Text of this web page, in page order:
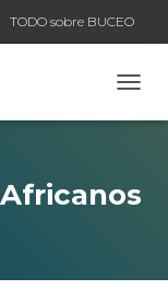
TODO sobre BUCEO